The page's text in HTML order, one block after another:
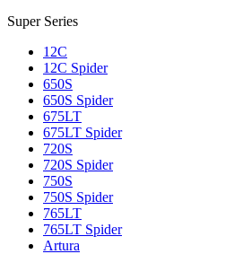
Super Series
12C
12C Spider
650S
650S Spider
675LT
675LT Spider
720S
720S Spider
750S
750S Spider
765LT
765LT Spider
Artura